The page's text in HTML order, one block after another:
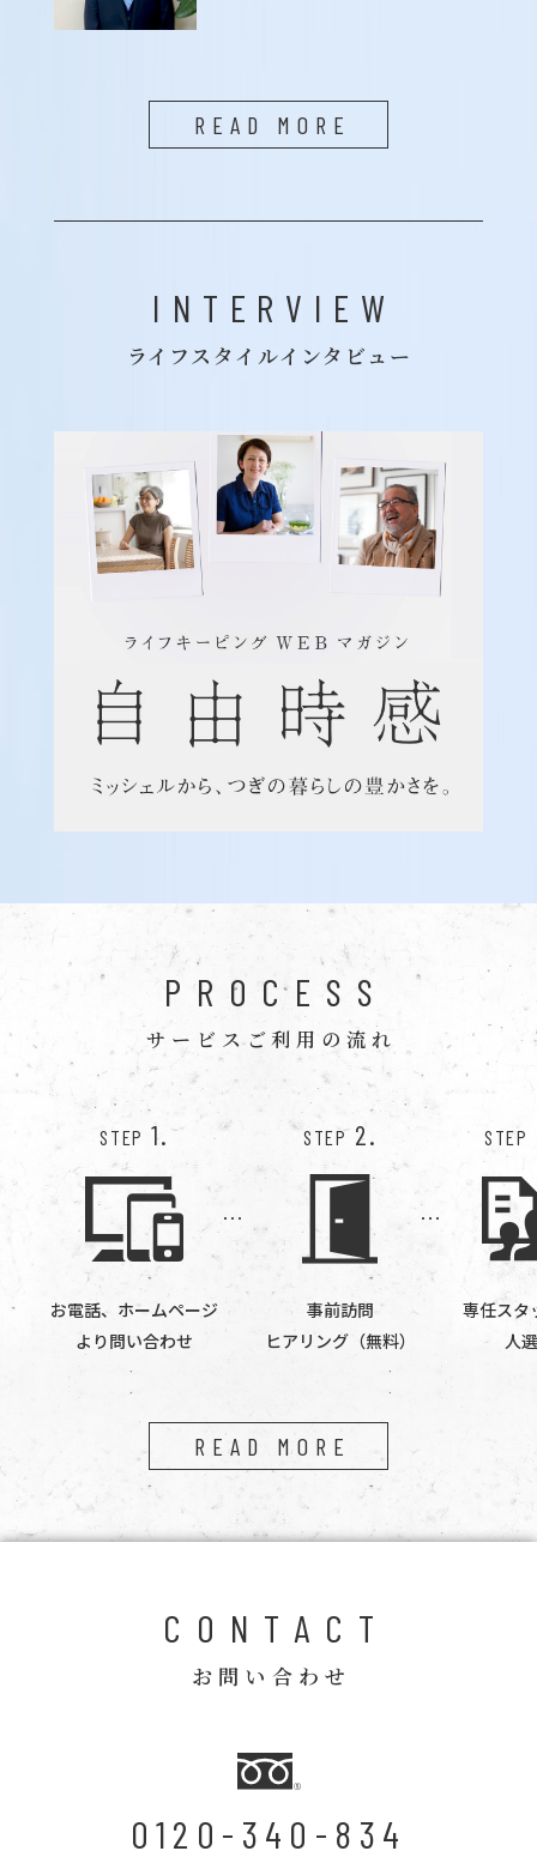
READ MORE
INTERVIEW
ライフスタイルインタビュー
PROCESS
サービスご利用の流れ
STEP 1.
お電話、ホームページ
より問い合わせ
STEP 2.
事前訪問
ヒアリング（無料）
STEP
専任スタ
人選
READ MORE
CONTACT
お問い合わせ
0120-340-834